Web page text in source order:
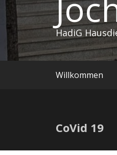
HadiG
Willkommen
CoVid 19